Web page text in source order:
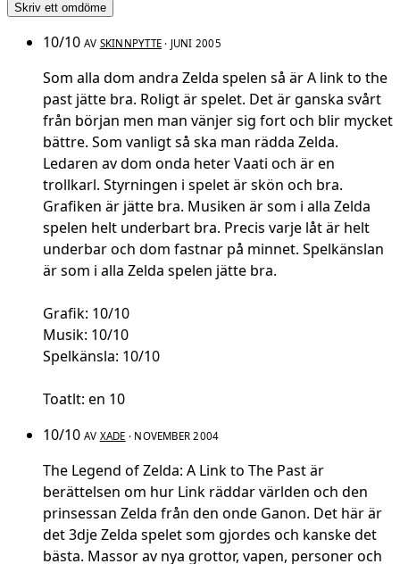
Skriv ett omdöme
10/10 AV SKINNPYTTE · JUNI 2005
Som alla dom andra Zelda spelen så är A link to the
past jätte bra. Roligt är spelet. Det är ganska svårt
från början men man vänjer sig fort och blir mycket
bättre. Som vanligt så ska man rädda Zelda.
Ledaren av dom onda heter Vaati och är en
trollkarl. Styrningen i spelet är skön och bra.
Grafiken är jätte bra. Musiken är som i alla Zelda
spelen helt underbart bra. Precis varje låt är helt
underbar och dom fastnar på minnet. Spelkänslan
är som i alla Zelda spelen jätte bra.
Grafik: 10/10
Musik: 10/10
Spelkänsla: 10/10
Toatlt: en 10
10/10 AV XADE · NOVEMBER 2004
The Legend of Zelda: A Link to The Past är
berättelsen om hur Link räddar världen och den
prinsessan Zelda från den onde Ganon. Det här är
det 3dje Zelda spelet som gjordes och kanske det
bästa. Massor av nya grottor, vapen, personer och